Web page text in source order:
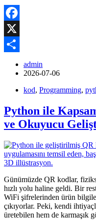
Facebook
X
admin
2026-07-06
kod, Programming,
Python ile
ve Okuyucu
Günümüzde QR kodlar,
hızlı yolu haline geldi. Bir
WiFi şifrelerinden ürün
çıkıyorlar. Peki, kendi
üretebilen hem de karmaşık